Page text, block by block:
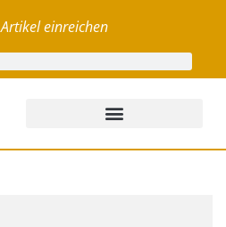
Artikel einreichen